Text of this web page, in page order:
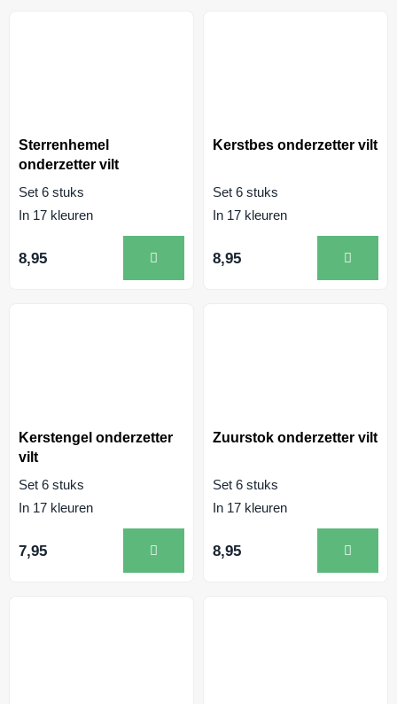
Sterrenhemel
onderzetter vilt
Set 6 stuks
In 17 kleuren
8,95
Kerstbes onderzetter vilt
Set 6 stuks
In 17 kleuren
8,95
Kerstengel onderzetter
vilt
Set 6 stuks
In 17 kleuren
7,95
Zuurstok onderzetter vilt
Set 6 stuks
In 17 kleuren
8,95